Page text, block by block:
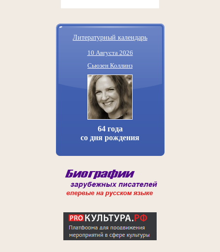
Литературный календарь
10 Августа 2026
Сьюзен Коллинз
64 года
со дня рождения